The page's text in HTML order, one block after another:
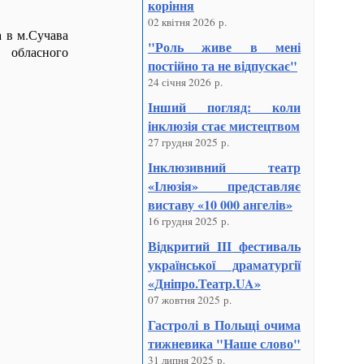
коріння
02 квітня 2026 р.
"Роль живе в мені
постійно та не відпускає"
24 січня 2026 р.
Інший погляд: коли
інклюзія стає мистецтвом
27 грудня 2025 р.
Інклюзивний театр
«Ілюзія» представляє
виставу «10 000 ангелів»
16 грудня 2025 р.
Відкритий III фестиваль
української драматургії
«Дніпро.Театр.UA»
07 жовтня 2025 р.
Гастролі в Польщі очима
тижневика "Наше слово"
31 липня 2025 р.
в м.Сучава